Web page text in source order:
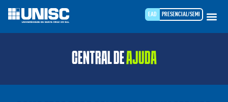
EAD PRESENCIAL/SEMI
CENTRAL DEAJUDA